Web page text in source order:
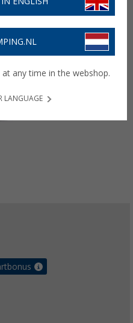
any time in the webshop.
LANGUAGE